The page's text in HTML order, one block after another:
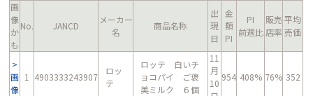
画
像
か
も
No. JANCD
メーカー
名
商品名称
出
現
日
金
額
PI
PI
前週比
販売
店率
平均
売価
画
像
1 4903333243907
ロッ
テ
ロッテ 白いチ
ョコパイ ご褒
美ミルク ６個
11
月
10
954 408% 76% 352